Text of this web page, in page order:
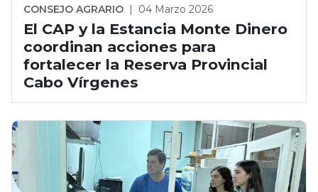
CONSEJO AGRARIO | 04 Marzo 2026
El CAP y la Estancia Monte Dinero
coordinan acciones para
fortalecer la Reserva Provincial
Cabo Vírgenes